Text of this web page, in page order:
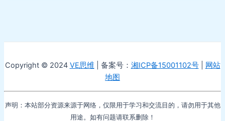
Copyright © 2024 VE思维 | 备案号： 湘ICP备15001102号| 网站
地图
声明：本站部分资源来源于网络，仅限用于学习和交流目的，请勿用于其他
用途。如有问题请联系删除！